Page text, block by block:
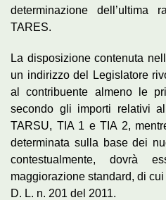
determinazione
TARES.
La disposizione contenuta
un indirizzo del Legislatore
al contribuente almeno le
secondo gli importi relativi
TARSU, TIA 1 e TIA 2,
determinata sulla base dei
contestualmente, dovrà
maggiorazione standard, di cui
D. L. n. 201 del 2011.